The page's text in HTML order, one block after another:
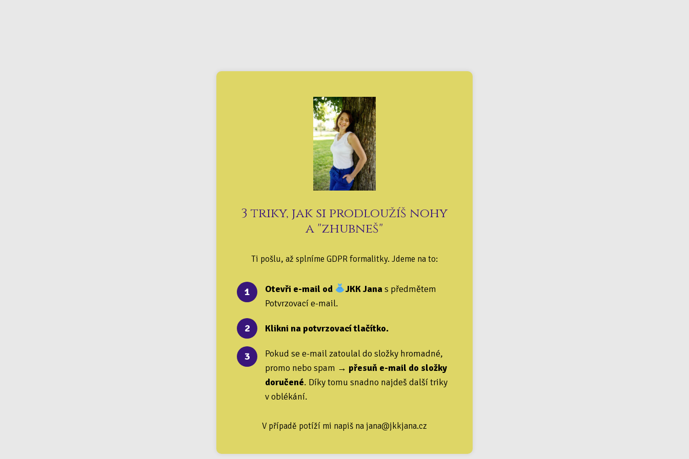
3 triky, jak si prodloužíš nohy
a "zhubneš"
Ti pošlu, až splníme GDPR formalitky. Jdeme na to:
1 Otevři e-mail od JKK Janas předmětem
Potvrzovací e-mail.
2 Klikni na potvrzovací tlačítko.
3
Pokud se e-mail zatoulal do složky hromadné,
promo nebo spam → přesuň e-mail do složky
doručené. Díky tomu snadno najdeš další triky
v oblékání.
V případě potíží mi napiš na jana@jkkjana.cz